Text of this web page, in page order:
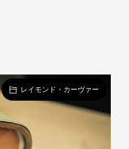
レイモンド・カーヴァー